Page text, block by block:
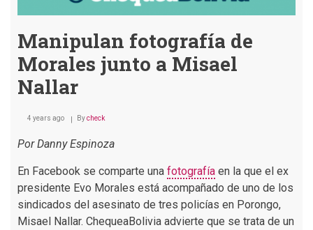
Manipulan fotografía de
Morales junto a Misael
Nallar
4 years ago Bycheck
Por Danny Espinoza
En Facebook se comparte una fotografía en la que el ex
presidente Evo Morales está acompañado de uno de los
sindicados del asesinato de tres policías en Porongo,
Misael Nallar. ChequeaBolivia advierte que se trata de un